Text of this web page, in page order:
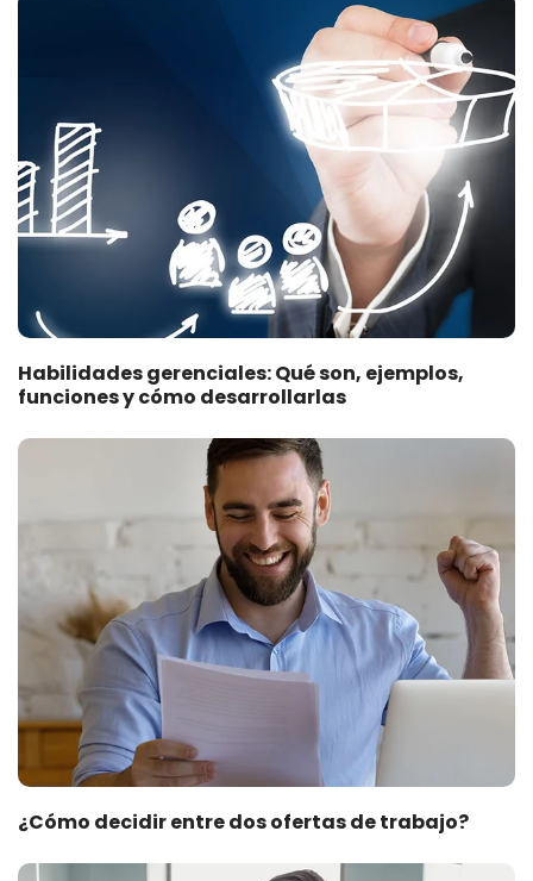
Habilidades gerenciales: Qué son, ejemplos,
funciones y cómo desarrollarlas
¿Cómo decidir entre dos ofertas de trabajo?